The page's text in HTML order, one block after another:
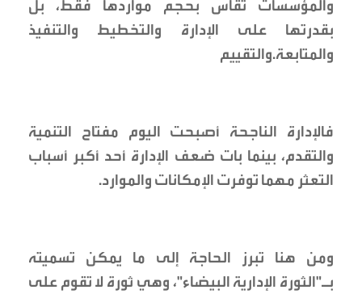
والمؤسسات تقاس بحجم مواردها فقط، بل
بقدرتها على الإدارة والتخطيط والتنفيذ
والمتابعة.والتقييم
فالإدارة الناجحة أصبحت اليوم مفتاح التنمية
والتقدم، بينما بات ضعف الإدارة أحد أكبر أسباب
التعثر مهما توفرت الإمكانات والموارد.
ومن هنا تبرز الحاجة إلى ما يمكن تسميته
بـ"الثورة الإدارية البيضاء"، وهي ثورة لا تقوم على